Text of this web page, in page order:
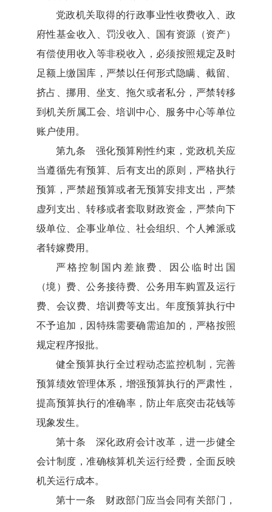
党政机关取得的行政事业性收费收入、政
府性基金收入、罚没收入、国有资源（资产）
有偿使用收入等非税收入，必须按照规定及时
足额上缴国库，严禁以任何形式隐瞒、截留、
挤占、挪用、坐支、拖欠或者私分，严禁转移
到机关所属工会、培训中心、服务中心等单位
账户使用。
第九条 强化预算刚性约束，党政机关应
当遵循先有预算、后有支出的原则，严格执行
预算，严禁超预算或者无预算安排支出，严禁
虚列支出、转移或者套取财政资金，严禁向下
级单位、企事业单位、社会组织、个人摊派或
者转嫁费用。
严格控制国内差旅费、因公临时出国
（境）费、公务接待费、公务用车购置及运行
费、会议费、培训费等支出。年度预算执行中
不予追加，因特殊需要确需追加的，严格按照
规定程序报批。
健全预算执行全过程动态监控机制，完善
预算绩效管理体系，增强预算执行的严肃性，
提高预算执行的准确率，防止年底突击花钱等
现象发生。
第十条 深化政府会计改革，进一步健全
会计制度，准确核算机关运行经费，全面反映
机关运行成本。
第十一条 财政部门应当会同有关部门，